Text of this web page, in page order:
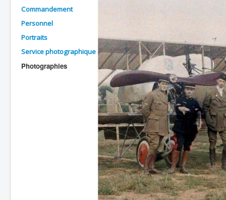
Avions
Personnels
Doctrines
Commandement
Personnel
Portraits
Service photographique
Photographies